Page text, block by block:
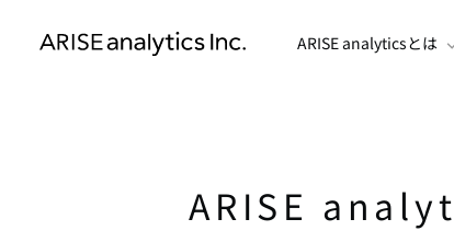
ARISE analyticsとは
ARISE